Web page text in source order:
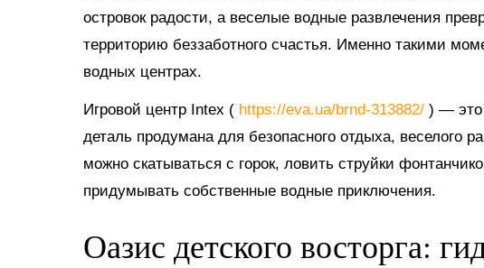
островок радости, а веселые водные развлечения
территорию беззаботного счастья. Именно такими
водных центрах.
Игровой центр Intex ( https://eva.ua/brnd-313882/ ) — это
деталь продумана для безопасного отдыха, веселого
можно скатываться с горок, ловить струйки
придумывать собственные водные приключения.
Оазис детского восторга: